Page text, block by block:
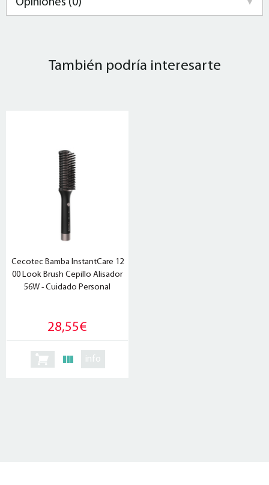
Opiniones (0)
También podría interesarte
Cecotec Bamba InstantCare 12
00 Look Brush Cepillo Alisador
56W - Cuidado Personal
28,55€
info